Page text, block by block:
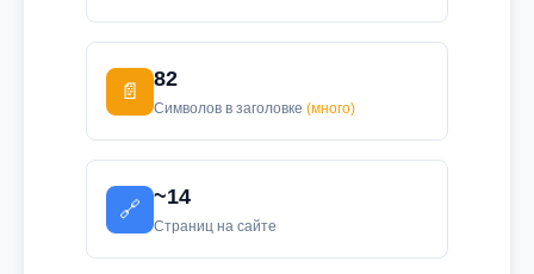
📄
82
Символов в заголовке (много)
🔗
~14
Страниц на сайте